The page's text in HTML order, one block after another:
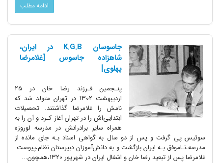
ادامه مطلب
جاسوسان K.G.B در ایران،
شاهزاده جاسوس [غلامرضا
پهلوی]
اردیبهشت 1302 در تهران متولد شد که
نامش را غلامرضا‌ گذاشتند. تحصیلات
ابتدایی‌اش را در تهران آغاز کـرد و آن را به
همراه سایر‌ برادرانش در مدرسه لوروزه‌‌
سوئیس‌ پی گرفت و پس از دو سال به گواهی اسناد بـه جای مانده از
مدرسه،نـاموفق بـه ایران‌ بازگشت و به دانش‌آموزان دبیرستان نظام،پیوست.
غلامرضا پس از تبعید رضا خان و اشغال ایران‌ در شهریور 1320،همچون...